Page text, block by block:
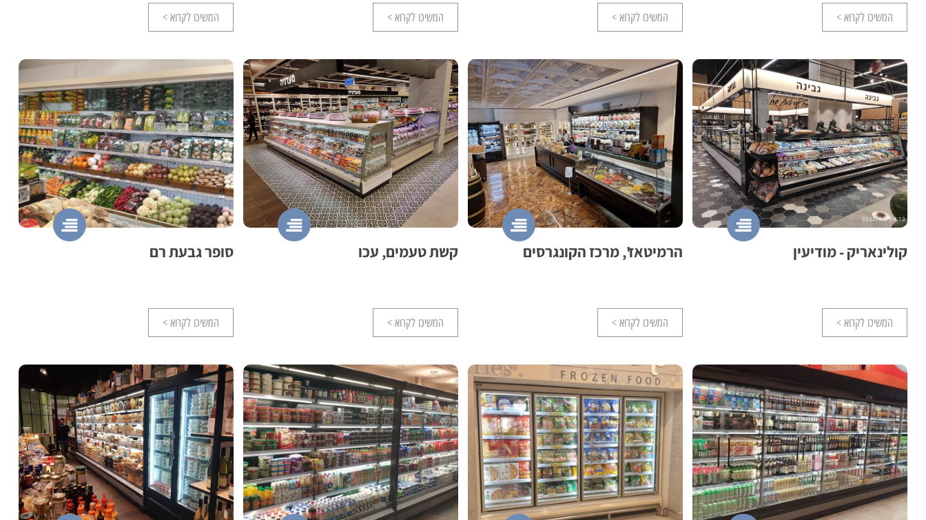
המשיכו לקרוא > המשיכו לקרוא > המשיכו לקרוא > המשיכו לקרוא >
קולינאריק - מודיעין
המשיכו לקרוא >
הרמיטאז', מרכז הקונגרסים
המשיכו לקרוא >
קשת טעמים, עכו
המשיכו לקרוא >
סופר גבעת רם
המשיכו לקרוא >